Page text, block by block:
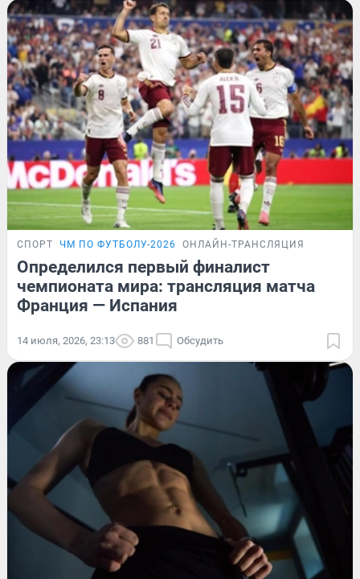
СПОРТ ЧМ ПО ФУТБОЛУ-2026 ОНЛАЙН-ТРАНСЛЯЦИЯ
Определился первый финалист
чемпионата мира: трансляция матча
Франция — Испания
14 июля, 2026, 23:13 881 Обсудить